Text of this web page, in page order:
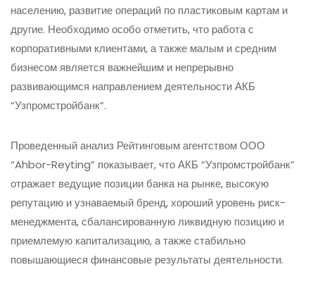
населению, развитие операций по пластиковым картам и
другие. Необходимо особо отметить, что работа с
корпоративными клиентами, а также малым и средним
бизнесом является важнейшим и непрерывно
развивающимся направлением деятельности АКБ
“Узпромстройбанк”.
Проведенный анализ Рейтинговым агентством ООО
“Ahbor-Reyting” показывает, что АКБ “Узпромстройбанк”
отражает ведущие позиции банка на рынке, высокую
репутацию и узнаваемый бренд, хороший уровень риск-
менеджмента, сбалансированную ликвидную позицию и
приемлемую капитализацию, а также стабильно
повышающиеся финансовые результаты деятельности.